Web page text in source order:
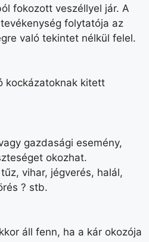
fokozott veszéllyel jár. A
folytatója az
való tekintet nélkül felel.
kockázatoknak kitett
gazdasági esemény,
okozhat.
vihar, jégverés, halál,
? stb.
áll fenn, ha a kár okozója